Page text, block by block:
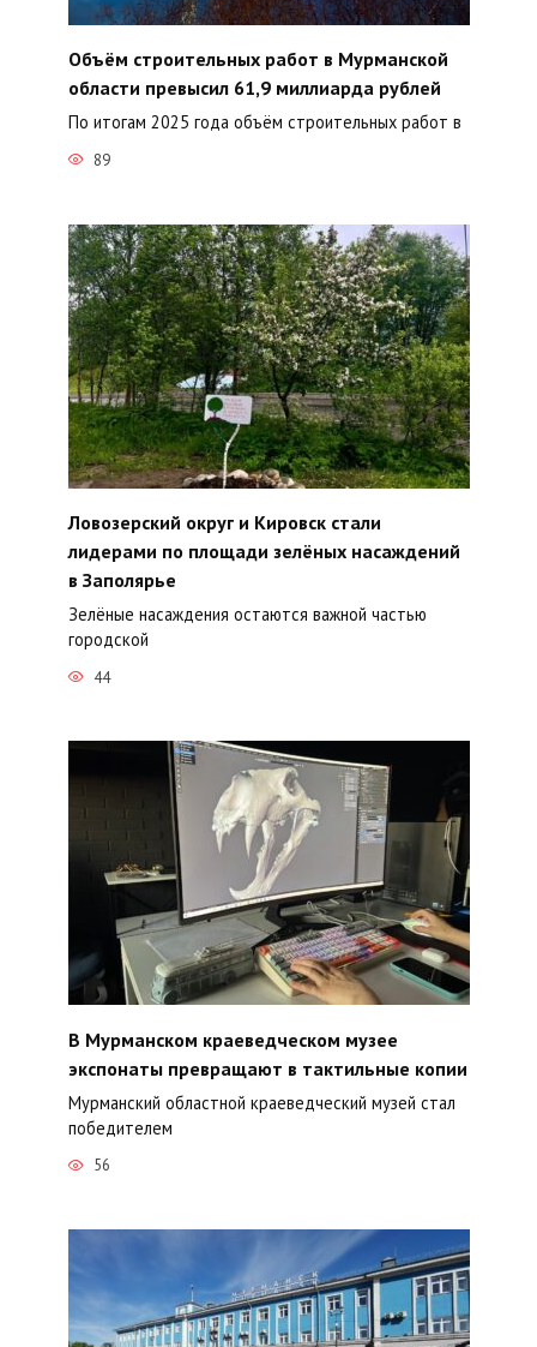
Объём строительных работ в Мурманской
области превысил 61,9 миллиарда рублей
По итогам 2025 года объём строительных работ в
89
Ловозерский округ и Кировск стали
лидерами по площади зелёных насаждений
в Заполярье
Зелёные насаждения остаются важной частью
городской
44
В Мурманском краеведческом музее
экспонаты превращают в тактильные копии
Мурманский областной краеведческий музей стал
победителем
56